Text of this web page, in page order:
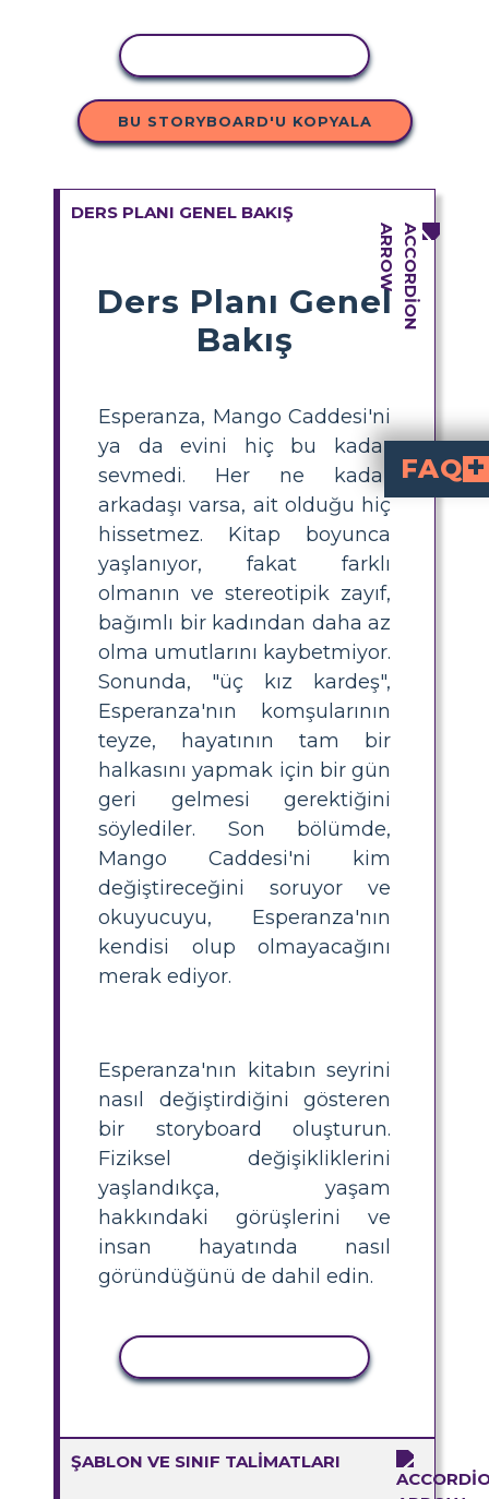
BU STORYBOARD'U KOPYALA
DERS PLANI GENEL BAKIŞ
Ders Planı Genel
Bakış
Esperanza, Mango Caddesi'ni
ya da evini hiç bu kadar
sevmedi. Her ne kadar
arkadaşı varsa, ait olduğu hiç
hissetmez. Kitap boyunca
yaşlanıyor, fakat farklı
olmanın ve stereotipik zayıf,
bağımlı bir kadından daha az
olma umutlarını kaybetmiyor.
Sonunda, "üç kız kardeş",
Esperanza'nın komşularının
teyze, hayatının tam bir
halkasını yapmak için bir gün
geri gelmesi gerektiğini
söylediler. Son bölümde,
Mango Caddesi'ni kim
değiştireceğini soruyor ve
okuyucuyu, Esperanza'nın
kendisi olup olmayacağını
merak ediyor.
Esperanza'nın kitabın seyrini
nasıl değiştirdiğini gösteren
bir storyboard oluşturun.
Fiziksel değişikliklerini
yaşlandıkça, yaşam
hakkındaki görüşlerini ve
insan hayatında nasıl
göründüğünü de dahil edin.
ŞABLON VE SINIF TALIMATLARI
FAQ